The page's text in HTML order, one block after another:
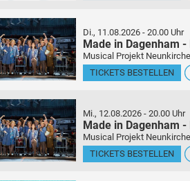
Di., 11.08.2026 - 20.00 Uhr
Made in Dagenham -
Musical Projekt
TICKETS BESTELLEN
Mi., 12.08.2026 - 20.00 Uhr
Made in Dagenham -
Musical Projekt
TICKETS BESTELLEN